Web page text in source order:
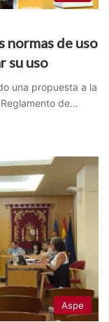
normas de uso
su uso
una propuesta a la
de…
Aspe